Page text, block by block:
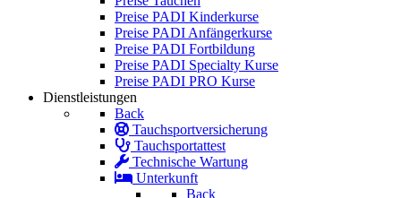
Preise PADI Kinderkurse
Preise PADI Anfängerkurse
Preise PADI Fortbildung
Preise PADI Specialty Kurse
Preise PADI PRO Kurse
Dienstleistungen
Back
Tauchsportversicherung
Tauchsportattest
Technische Wartung
Unterkunft
Back